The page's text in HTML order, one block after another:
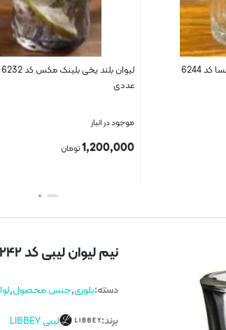
لیوان بلینک مکس کد ۵۰۱۷ دست ۶ عددی
موجود در انبار
950,000تومان
نیم لیوان لیبی کد ۱۵۲۴۲ مدل کازا دست ۶ عددی
دسته:بلوری,جنس محصول,
برند:
لیبی LIBBEY